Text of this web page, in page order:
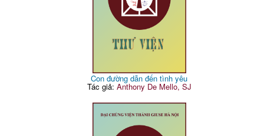
Con đường dẫn đến tình yêu
Tác giả: Anthony De Mello, SJ